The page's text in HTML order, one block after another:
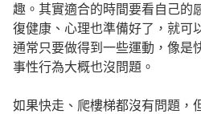
趣。其實適合的時間要看自己的
復健康、心理也準備好了，就可
通常只要做得到一些運動，像是
事性行為大概也沒問題。
如果快走、爬樓梯都沒有問題，